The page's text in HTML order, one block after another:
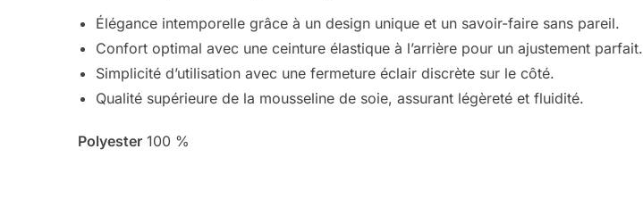
Élégance intemporelle grâce à un design unique et un savoir-faire sans pareil.
Confort optimal avec une ceinture élastique à l’arrière pour un ajustement parfait.
Simplicité d’utilisation avec une fermeture éclair discrète sur le côté.
Qualité supérieure de la mousseline de soie, assurant légèreté et fluidité.
Polyester 100 %